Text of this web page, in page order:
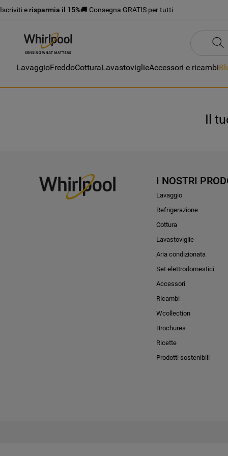
Iscriviti e risparmia il 15%🚚 Consegna GRATIS per tutti
LavaggioFreddoCotturaLavastoviglieAccessori e ricambi
Il
I NOSTRI
Lavaggio
Refrigerazione
Cottura
Lavastoviglie
Aria condizionata
Set elettrodomestici
Accessori
Ricambi
Wcollection
Brochures
Ricette
Prodotti sostenibili